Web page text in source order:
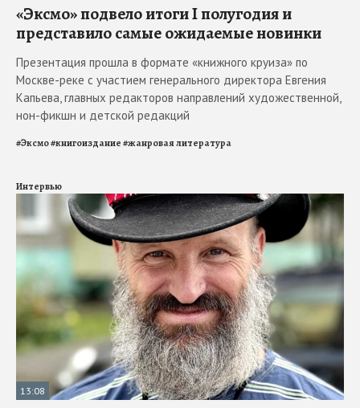
«Эксмо» подвело итоги I полугодия и
представило самые ожидаемые новинки
Презентация прошла в формате «книжного круиза» по
Москве-реке с участием генерального директора Евгения
Капьева, главных редакторов направлений художественной,
нон-фикшн и детской редакций
#Эксмо#книгоиздание#жанровая литература
Интервью
13:08